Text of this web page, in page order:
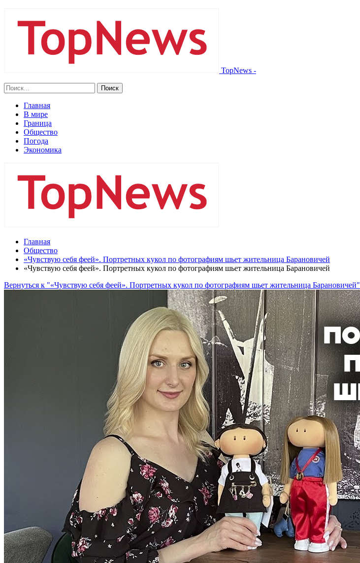
TopNews -
Главная
В мире
Граница
Общество
Погода
Экономика
Главная
Общество
«Чувствую себя феей». Портретных кукол по фотографиям шьет жительница Барановичей
«Чувствую себя феей». Портретных кукол по фотографиям шьет жительница Барановичей
Вернуться к "«Чувствую себя феей». Портретных кукол по фотографиям шьет жительница Барановичей"